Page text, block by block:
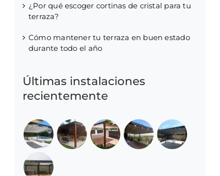
¿Por qué escoger cortinas de cristal para tu
terraza?
Cómo mantener tu terraza en buen estado
durante todo el año
Últimas instalaciones
recientemente